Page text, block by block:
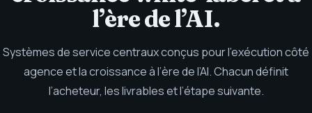
l’ère de l’AI.
Systèmes de service centraux conçus pour l’exécution côté
agence et la croissance à l’ère de l’AI. Chacun définit
l’acheteur, les livrables et l’étape suivante.